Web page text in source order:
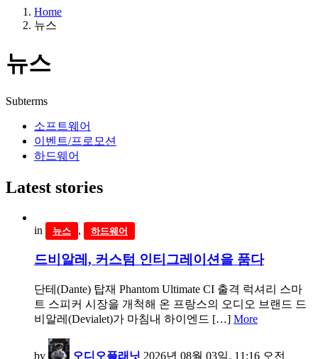
Home
뉴스
뉴스
Subterms
소프트웨어
이벤트/프로모션
하드웨어
Latest stories
in 뉴스 , 하드웨어
드비알레, 커스텀 인티그레이션을 품다
단테(Dante) 탑재 Phantom Ultimate CI 출격 럭셔리 스마
트 스피커 시장을 개척해 온 프랑스의 오디오 브랜드 드
비알레(Devialet)가 마침내 하이엔드 […] More
by 오디오플래닛 2026년 08월 03일, 11:16 오전